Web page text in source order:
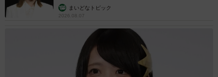
まいどなトピック
2026.08.07